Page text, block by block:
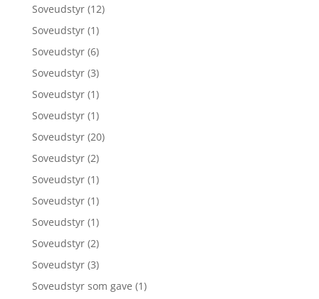
Soveudstyr (12)
Soveudstyr (1)
Soveudstyr (6)
Soveudstyr (3)
Soveudstyr (1)
Soveudstyr (1)
Soveudstyr (20)
Soveudstyr (2)
Soveudstyr (1)
Soveudstyr (1)
Soveudstyr (1)
Soveudstyr (2)
Soveudstyr (3)
Soveudstyr som gave (1)